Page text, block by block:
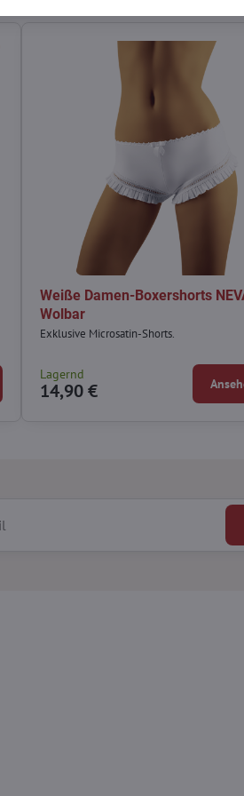
Weiße Damen-Boxershorts
Wolbar
Exklusive Microsatin-Shorts.
Lagernd
14,90 €